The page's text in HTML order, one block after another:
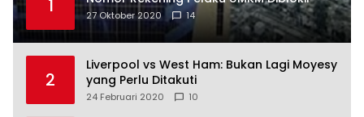
1 27 Oktober 2020 14
2
Liverpool vs West Ham: Bukan Lagi Moyesy
yang Perlu Ditakuti
24 Februari 2020 10